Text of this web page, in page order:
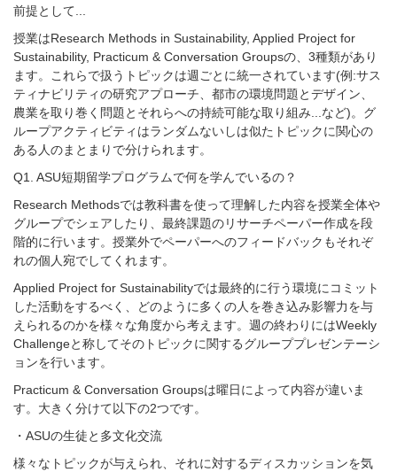
前提として
授業はResearch Methods in Sustainability, Applied Project for
Sustainability, Practicum & Conversation Groupsの、 3種類があり
ます。これらで扱うトピックは週ごとに統一されています(例 :サス
ティナビリティの研究アプローチ、都市の環境問題とデザイン、
農業を取り巻く問題とそれらへの持続可能な取り組み
など)。グ
ループアクティビティはランダムないしは似たトピックに関心の
ある人のまとまりで分けられます。
Q1. ASU短期留学プログラムで何を学んでいるの？
Research Methodsでは教科書を使って理解した内容を授業全体や
グループでシェアしたり、最終課題のリサーチペーパー作成を段
階的に行います。授業外でペーパーへのフィードバックもそれぞ
れの個人宛でしてくれます。
Applied Project for Sustainabilityでは最終的に行う環境にコミット
した活動をするべく、どのように多くの人を巻き込み影響力を与
えられるのかを様々な角度から考えます。週の終わりにはWeekly
Challengeと称してそのトピックに関するグループプレゼンテーシ
ョンを行います。
Practicum & Conversation Groupsは曜日によって内容が違いま
す。大きく分けて以下の2つです。
・ ASUの生徒と多文化交流
様々なトピックが与えられ、それに対するディスカッションを気